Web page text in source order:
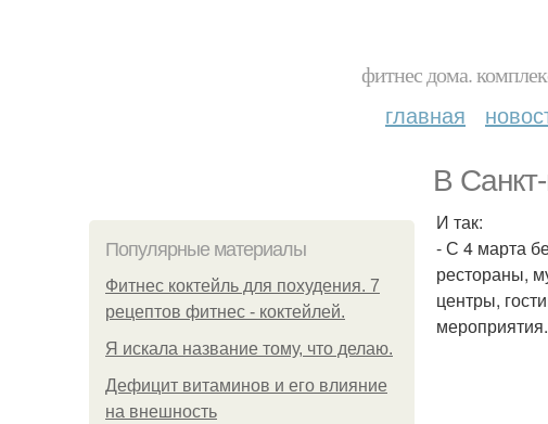
фитнес дома.
главная
В
Популярные материалы
Фитнес коктейль для похудения. 7
рецептов фитнес - коктейлей.
Я искала название тому, что делаю.
Дефицит витаминов и его влияние
на внешность
И так:
- С 4 марта
рестораны,
центры,
мероприятия.